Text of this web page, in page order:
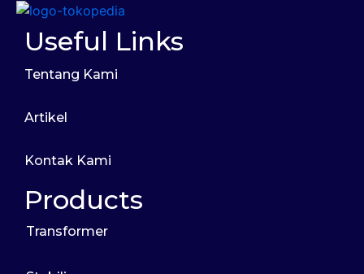
Useful Links
Tentang Kami
Artikel
Kontak Kami
Products
Transformer